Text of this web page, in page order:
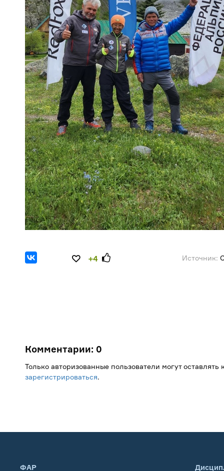
+4 Источник:
Комментарии: 0
Только авторизованные пользователи могут
зарегистрироваться.
ФАР